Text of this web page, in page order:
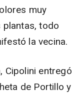
muy
todo
la vecina.
Cipolini entregó
de Portillo y